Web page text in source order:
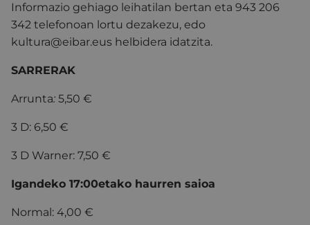
Informazio gehiago leihatilan bertan eta 943 206
342 telefonoan lortu dezakezu, edo
kultura@eibar.eus helbidera idatzita.
SARRERAK
Arrunta: 5,50 €
3 D: 6,50 €
3 D Warner: 7,50 €
Igandeko 17:00etako haurren saioa
Normal: 4,00 €